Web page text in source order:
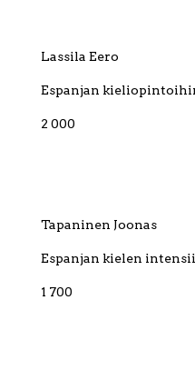
Lassila Eero
Espanjan
2 000
Tapaninen Joonas
Espanjan kielen
1 700